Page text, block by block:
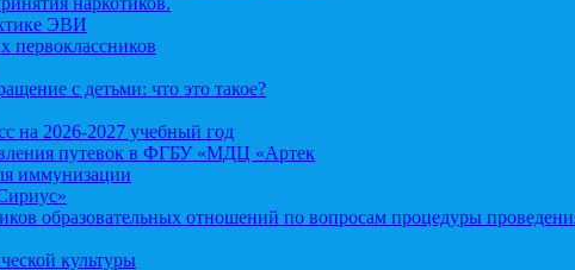
ЭВИ
первоклассников
с детьми: что это такое?
на 2026-2027 учебный год
путевок в ФГБУ «МДЦ «Артек
иммунизации
образовательных отношений по вопросам процедуры
культуры